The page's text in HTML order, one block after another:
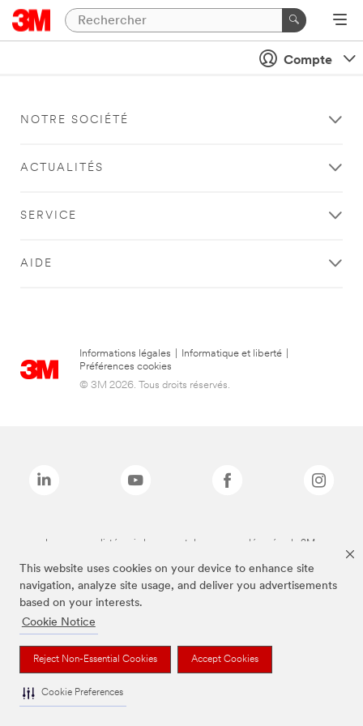
This website uses cookies on your device to enhance site
navigation, analyze site usage, and deliver you advertisements
based on your interests.
Cookie Notice
Reject Non-Essential Cookies Accept Cookies
Cookie Preferences
Compte
NOTRE SOCIÉTÉ
ACTUALITÉS
SERVICE
AIDE
Informations légales Informatique et liberté
Préférences cookies
© 3M 2026. Tous droits réservés.
Les marques listées ci-dessus sont des marques déposées de 3M.